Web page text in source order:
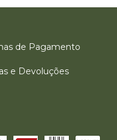
de Pagamento
e Devoluções